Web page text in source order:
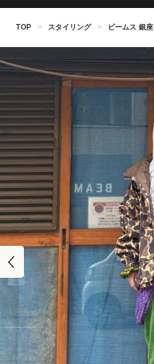
TOP > スタイリング > ビームス 銀座